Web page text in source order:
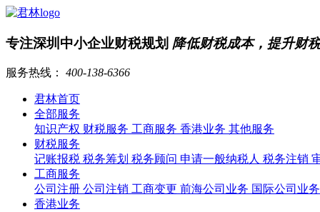
专注深圳中小企业财税规划 降低财税成本，提升财
服务热线： 400-138-6366
君林首页
全部服务
知识产权 财税服务 工商服务 香港业务 其他服务
财税服务
记账报税 税务筹划 税务顾问 申请一般纳税人 税务注销
工商服务
公司注册 公司注销 工商变更 前海公司业务 国际公司业
香港业务